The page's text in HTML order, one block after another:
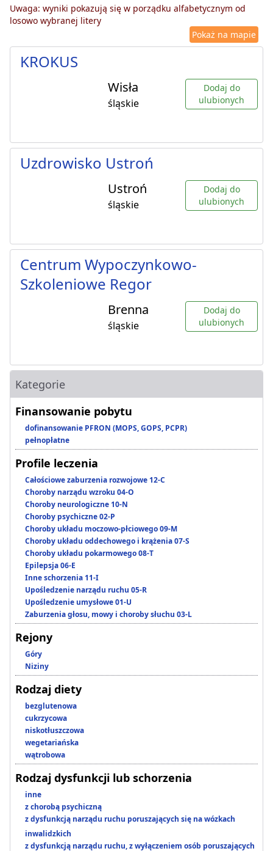
Uwaga: wyniki pokazują się w porządku alfabetycznym od
losowo wybranej litery
Pokaż na mapie
KROKUS
Wisła
śląskie
Dodaj do
ulubionych
Uzdrowisko Ustroń
Ustroń
śląskie
Dodaj do
ulubionych
Centrum Wypoczynkowo-
Szkoleniowe Regor
Brenna
śląskie
Dodaj do
ulubionych
Kategorie
Finansowanie pobytu
dofinansowanie PFRON (MOPS, GOPS, PCPR)
pełnopłatne
Profile leczenia
Całościowe zaburzenia rozwojowe 12-C
Choroby narządu wzroku 04-O
Choroby neurologiczne 10-N
Choroby psychiczne 02-P
Choroby układu moczowo-płciowego 09-M
Choroby układu oddechowego i krążenia 07-S
Choroby układu pokarmowego 08-T
Epilepsja 06-E
Inne schorzenia 11-I
Upośledzenie narządu ruchu 05-R
Upośledzenie umysłowe 01-U
Zaburzenia głosu, mowy i choroby słuchu 03-L
Rejony
Góry
Niziny
Rodzaj diety
bezglutenowa
cukrzycowa
niskotłuszczowa
wegetariańska
wątrobowa
Rodzaj dysfunkcji lub schorzenia
inne
z chorobą psychiczną
z dysfunkcją narządu ruchu poruszających się na wózkach
inwalidzkich
z dysfunkcją narządu ruchu, z wyłączeniem osób poruszających